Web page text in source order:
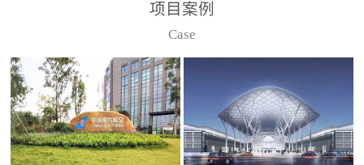
项目案例
Case